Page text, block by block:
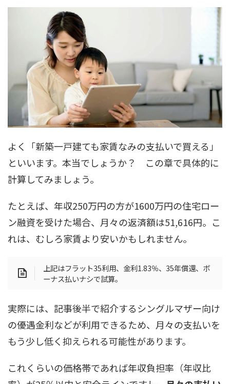
よく「新築一戸建ても家賃なみの支払いで買える」
といいます。本当でしょうか？ この章で具体的に
計算してみましょう。
たとえば、年収250万円の方が1600万円の住宅ロー
ン融資を受けた場合、月々の返済額は51,616円。こ
れは、むしろ家賃より安いかもしれません。
上記はフラット35利用、金利1.83％、35年償還、ボ
ーナス払いナシで試算。
実際には、記事後半で紹介するシングルマザー向け
の優遇金利などが利用できるため、月々の支払いを
もう少し低く抑えられる可能性があります。
これくらいの価格帯であれば年収負担率（年収比